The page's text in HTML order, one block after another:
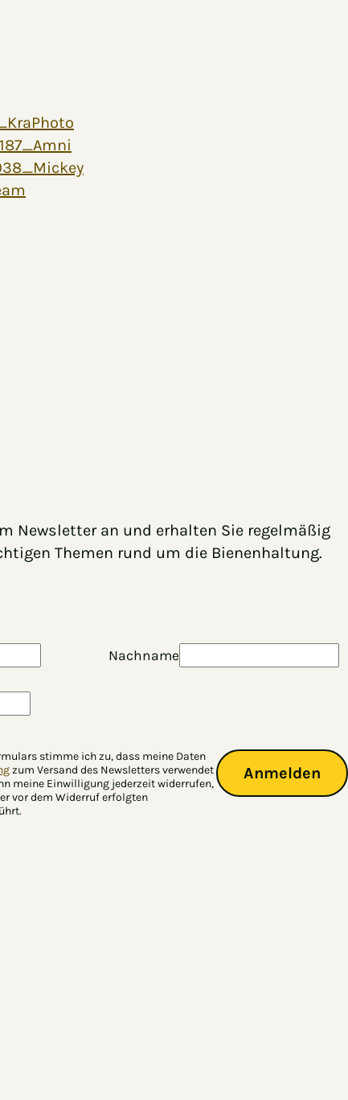
Newsletter an und erhalten Sie regelmäßig
Themen rund um die Bienenhaltung.
Nachname
stimme ich zu, dass meine Daten
zum Versand des Newsletters verwendet
meine Einwilligung jederzeit widerrufen,
vor dem Widerruf erfolgten
Anmelden